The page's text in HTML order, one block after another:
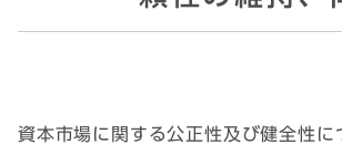
資本市場に関する公正性及び健全性に